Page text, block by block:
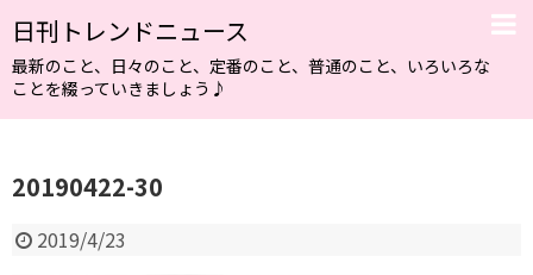
日刊トレンドニュース
最新のこと、日々のこと、定番のこと、普通のこと、いろいろな
ことを綴っていきましょう♪
20190422-30
2019/4/23